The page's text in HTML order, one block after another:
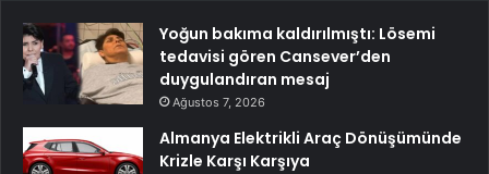
Yoğun bakıma kaldırılmıştı: Lösemi
tedavisi gören Cansever’den
duygulandıran mesaj
Ağustos 7, 2026
Almanya Elektrikli Araç Dönüşümünde
Krizle Karşı Karşıya